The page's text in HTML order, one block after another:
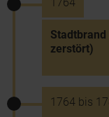
zerstört)
1764 bis